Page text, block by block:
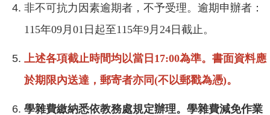
非不可抗力因素逾期者，不予受理。逾期申辦者：
115年09月01日起至115年9月24日截止。
上述各項截止時間均以當日17:00為準。書面資料應
於期限內送達，郵寄者亦同(不以郵戳為憑)。
學雜費繳納悉依教務處規定辦理。學雜費減免作業